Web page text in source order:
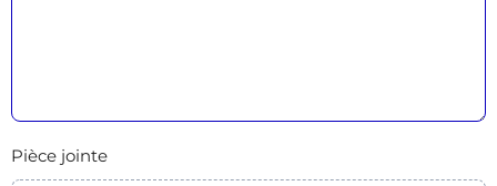
Pièce jointe